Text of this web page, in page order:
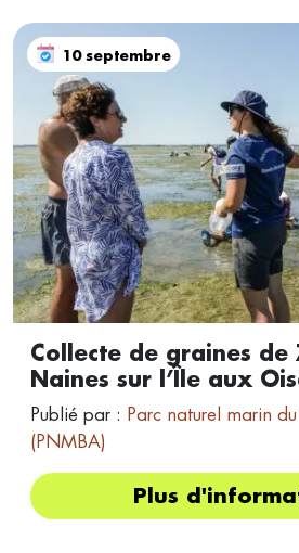
10 septembre
Collecte de graines de
Naines sur l’Île aux
Publié par : Parc naturel marin
(PNMBA)
Plus